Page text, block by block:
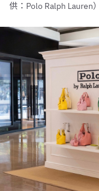
供：Polo Ralph Lauren）